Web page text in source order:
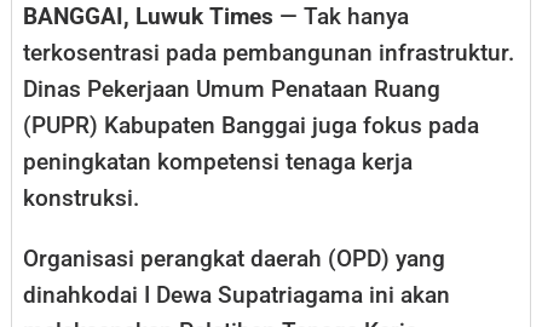
BANGGAI, Luwuk Times — Tak hanya
terkosentrasi pada pembangunan infrastruktur.
Dinas Pekerjaan Umum Penataan Ruang
(PUPR) Kabupaten Banggai juga fokus pada
peningkatan kompetensi tenaga kerja
konstruksi.
Organisasi perangkat daerah (OPD) yang
dinahkodai I Dewa Supatriagama ini akan